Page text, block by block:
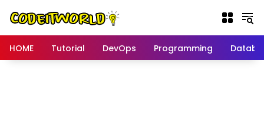
HOME
Tutorial DevOps Programming